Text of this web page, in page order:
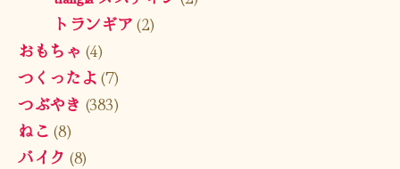
トランギア(2)
おもちゃ (4)
つくったよ(7)
つぶやき (383)
ねこ (8)
バイク (8)